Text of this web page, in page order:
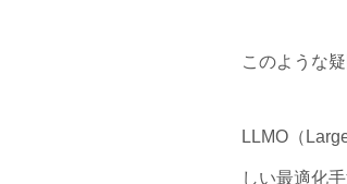
このような
LLMO（
しい最適化手